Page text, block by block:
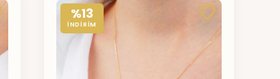
%13
İNDİRİM